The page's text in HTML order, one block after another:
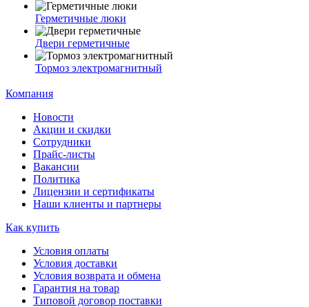
Герметичные люки
Двери герметичные
Тормоз электромагнитный
Компания
Новости
Акции и скидки
Сотрудники
Прайс-листы
Вакансии
Политика
Лицензии и сертификаты
Наши клиенты и партнеры
Как купить
Условия оплаты
Условия доставки
Условия возврата и обмена
Гарантия на товар
Типовой договор поставки